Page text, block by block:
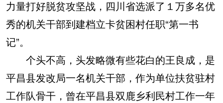
力量打好脱贫攻坚战，四川省选派了１万多名优
秀的机关干部到建档立卡贫困村任职“第一书
记”。
个头不高，头发略微有些花白的王良成，是
平昌县发改局一名机关干部，作为单位扶贫驻村
工作队骨干，曾在平昌县双鹿乡利民村工作一年